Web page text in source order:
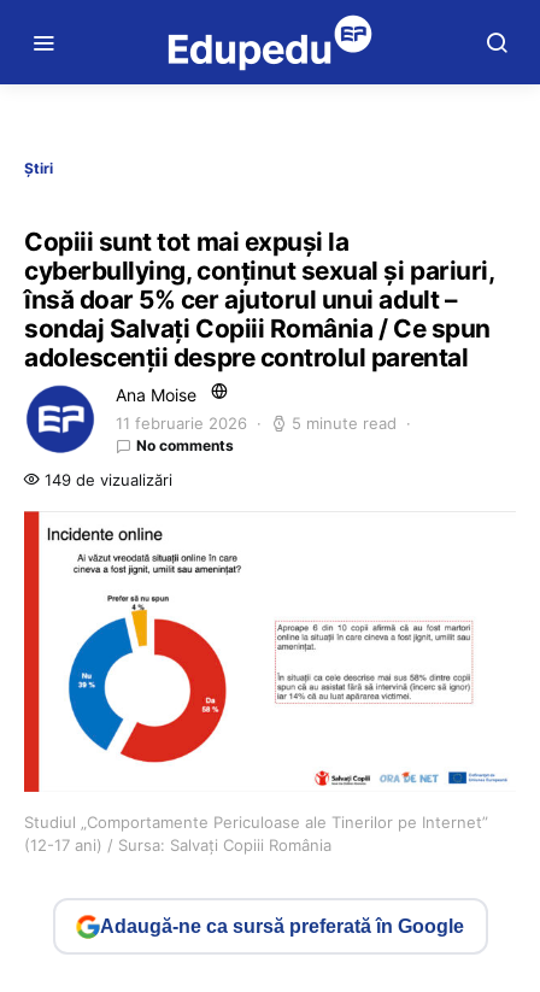
Știri
Copiii sunt tot mai expuși la
cyberbullying, conținut sexual și pariuri,
însă doar 5% cer ajutorul unui adult –
sondaj Salvați Copiii România / Ce spun
adolescenții despre controlul parental
Ana Moise
11 februarie 2026 5 minute read
No comments
149 de vizualizări
Studiul „Comportamente Periculoase ale Tinerilor pe Internet”
(12-17 ani) / Sursa: Salvați Copiii România
Adaugă-ne ca sursă preferată în Google